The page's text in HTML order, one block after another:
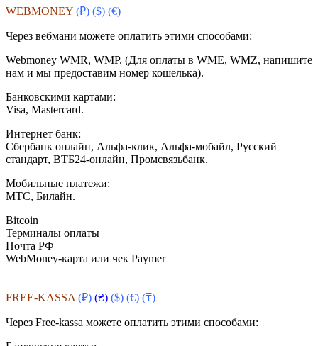
WEBMONEY (₽) ($) (€)
Через вебмани можете оплатить этими способами:
Webmoney WMR, WMP. (Для оплаты в WME, WMZ, напишите
нам и мы предоставим номер кошелька).
Банковскими картами:
Visa, Mastercard.
Интернет банк:
Сбербанк онлайн, Альфа-клик, Альфа-мобайл, Русский
стандарт, ВТБ24-онлайн, Промсвязьбанк.
Мобильные платежи:
МТС, Билайн.
Bitcoin
Терминалы оплаты
Почта РФ
WebMoney-карта или чек Paymer
———————————
FREE-KASSA (₽) (₴) ($) (€) (₸)
Через Free-kassa можете оплатить этими способами: